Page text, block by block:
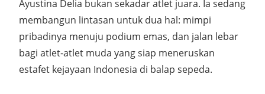
Ayustina Delia bukan sekadar atlet juara. Ia sedang
membangun lintasan untuk dua hal: mimpi
pribadinya menuju podium emas, dan jalan lebar
bagi atlet-atlet muda yang siap meneruskan
estafet kejayaan Indonesia di balap sepeda.